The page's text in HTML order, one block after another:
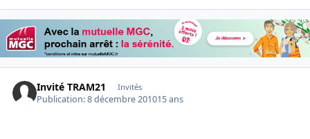
Invité TRAM21 Invités
Publication:8 décembre 201015 ans